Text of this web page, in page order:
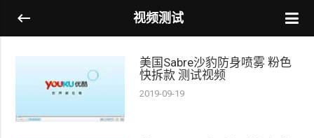
视频测试
美国Sabre沙豹防身喷雾 粉色
快拆款 测试视频
2019-09-19